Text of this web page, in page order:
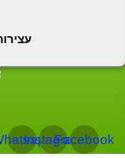
Facebook
Instagram